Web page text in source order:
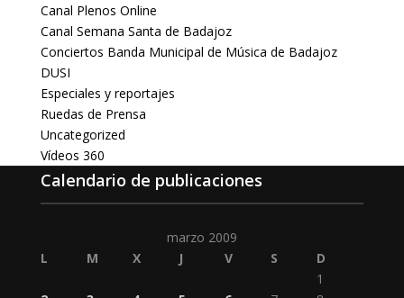
Canal Plenos Online
Canal Semana Santa de Badajoz
Conciertos Banda Municipal de Música de Badajoz
DUSI
Especiales y reportajes
Ruedas de Prensa
Uncategorized
Vídeos 360
Calendario de publicaciones
marzo 2009
L
M X J V S
D
1